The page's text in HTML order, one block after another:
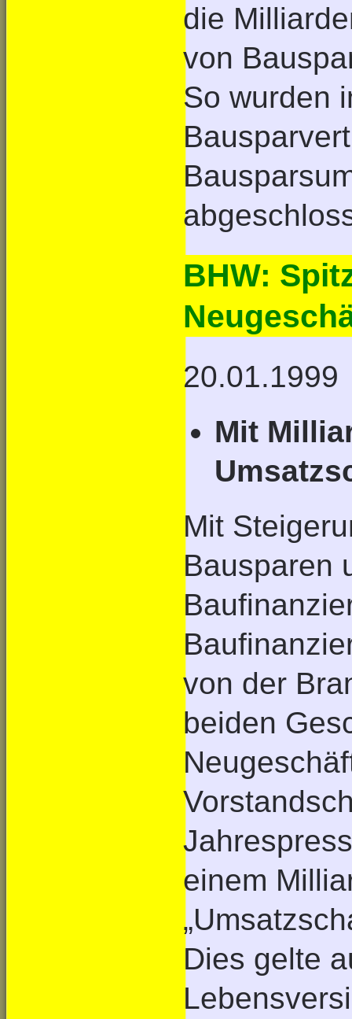
die
von
So wurden
BHW:
20.01.1999
Mit
Mit
Bausparen
von der
beiden
einem
Dies gelte